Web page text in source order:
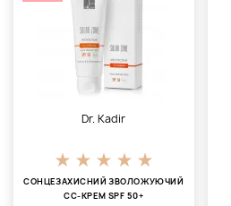
Dr. Kadir
СОНЦЕЗАХИСНИЙ ЗВОЛОЖУЮЧИЙ
CC-КРЕМ SPF 50+